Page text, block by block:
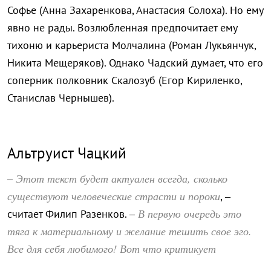
Софье (Анна Захаренкова, Анастасия Солоха). Но ему
явно не рады. Возлюбленная предпочитает ему
тихоню и карьериста Молчалина (Роман Лукьянчук,
Никита Мещеряков). Однако Чадский думает, что его
соперник полковник Скалозуб (Егор Кириленко,
Станислав Чернышев).
Альтруист Чацкий
–Этот текст будет актуален всегда, сколько
существуют человеческие страсти и пороки, –
считает Филип Разенков. –В первую очередь это
тяга к материальному и желание тешить свое эго.
Все для себя любимого! Вот что критикует